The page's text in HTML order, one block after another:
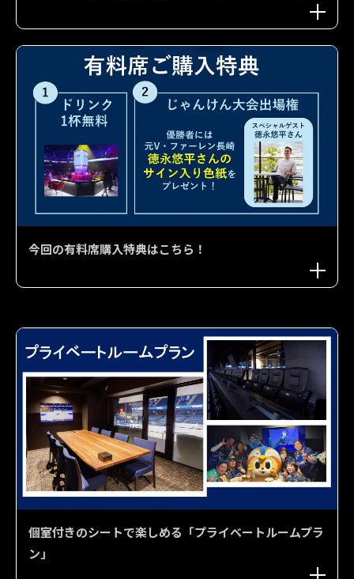
今回の有料席購入特典はこちら！
個室付きのシートで楽しめる「プライベートルームプラ
ン」